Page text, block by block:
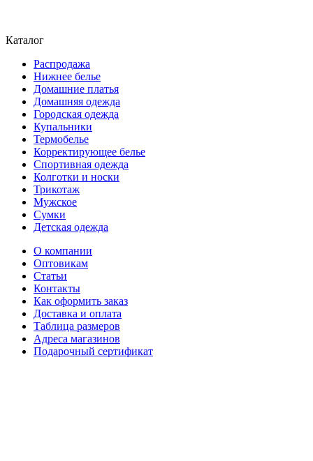
Каталог
Распродажа
Нижнее белье
Домашние платья
Домашняя одежда
Городская одежда
Купальники
Термобелье
Корректирующее белье
Спортивная одежда
Колготки и носки
Трикотаж
Мужское
Сумки
Детская одежда
О компании
Оптовикам
Статьи
Контакты
Как оформить заказ
Доставка и оплата
Таблица размеров
Адреса магазинов
Подарочный сертификат